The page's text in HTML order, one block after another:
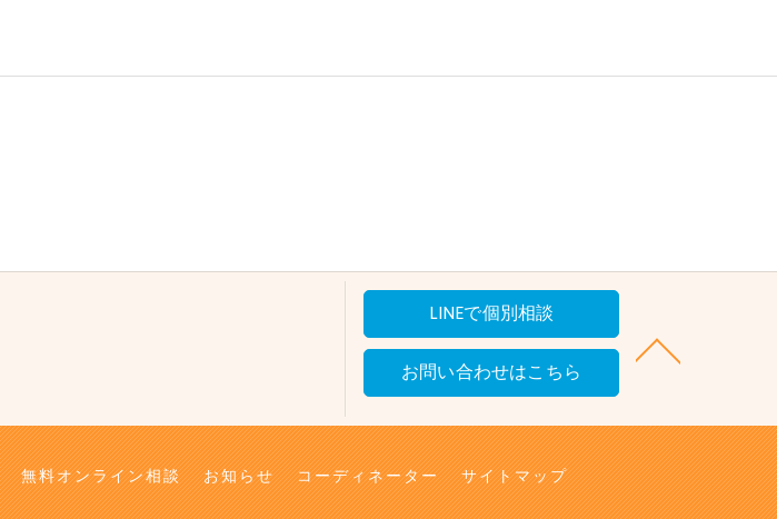
LINEで個別相談
お問い合わせはこちら
無料オンライン相談 お知らせ コーディネーター サイトマップ